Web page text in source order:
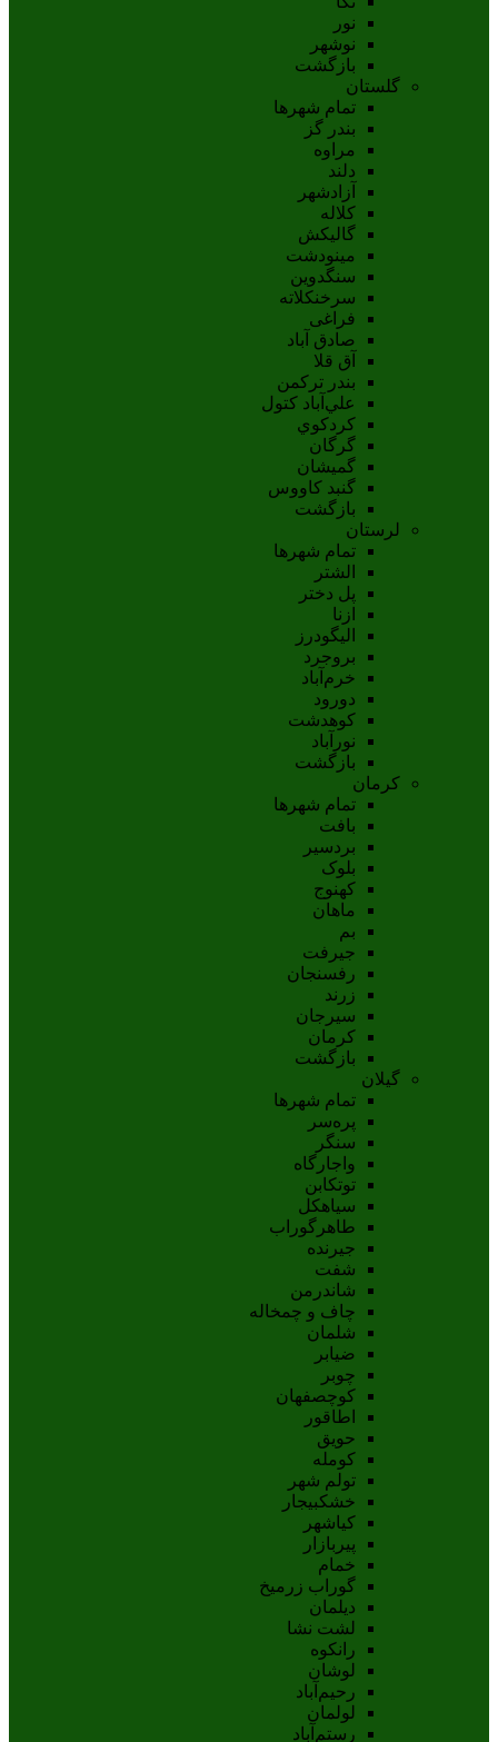
نور
نوشهر
بازگشت
گلستان
تمام شهر‌ها
بندر گز
مراوه
دلند
آزادشهر
کلاله
گالیکش
مینودشت
سنگدوین
سرخنکلاته
فراغی
صادق آباد
آق قلا
بندر ترکمن
علي‌آباد کتول
کردکوي
گرگان
گميشان
گنبد کاووس
بازگشت
لرستان
تمام شهر‌ها
الشتر
پل دختر
ازنا
اليگودرز
بروجرد
خرم‌آباد
دورود
کوهدشت
نورآباد
بازگشت
کرمان
تمام شهر‌ها
بافت
بردسیر
بلوک
کهنوج
ماهان
بم
جيرفت
رفسنجان
زرند
سيرجان
کرمان
بازگشت
گیلان
تمام شهر‌ها
پره‌سر
سنگر
واجارگاه
توتکابن
سیاهکل
طاهرگوراب
جیرنده
شفت
شاندرمن
چاف و چمخاله
شلمان
ضیابر
چوبر
کوچصفهان
اطاقور
حویق
کومله
تولم شهر
خشکبیجار
کیاشهر
پیربازار
خمام
گوراب زرمیخ
دیلمان
لشت نشا
رانکوه
لوشان
رحیم‌آباد
لولمان
رستم‌آباد